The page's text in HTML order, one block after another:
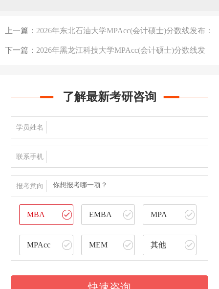
上一篇： 2026年东北石油大学MPAcc(会计硕士)分数线发布：
202/102/51
下一篇： 2026年黑龙江科技大学MPAcc(会计硕士)分数线发
了解最新考研咨询
学员姓名
联系手机
报考意向 你想报考哪一项？
MBA EMBA MPA
MPAcc MEM 其他